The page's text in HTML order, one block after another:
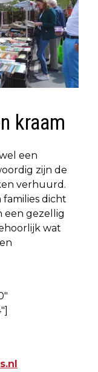
kraam
een
zijn de
verhuurd.
families dicht
een gezellig
wat